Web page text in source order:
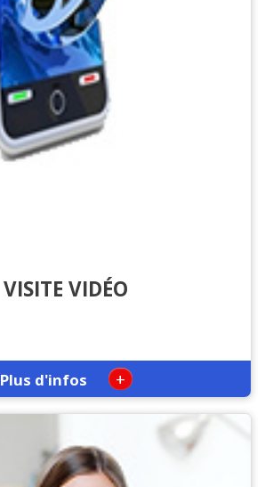
VISITE VIDÉO
Plus d'infos +